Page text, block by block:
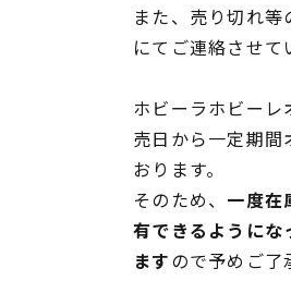
また、売り切れ
にてご連絡させて
ホビーラホビー
売日から一定期
おります。
そのため、 一度在
有できるようにな
ますので予めご了